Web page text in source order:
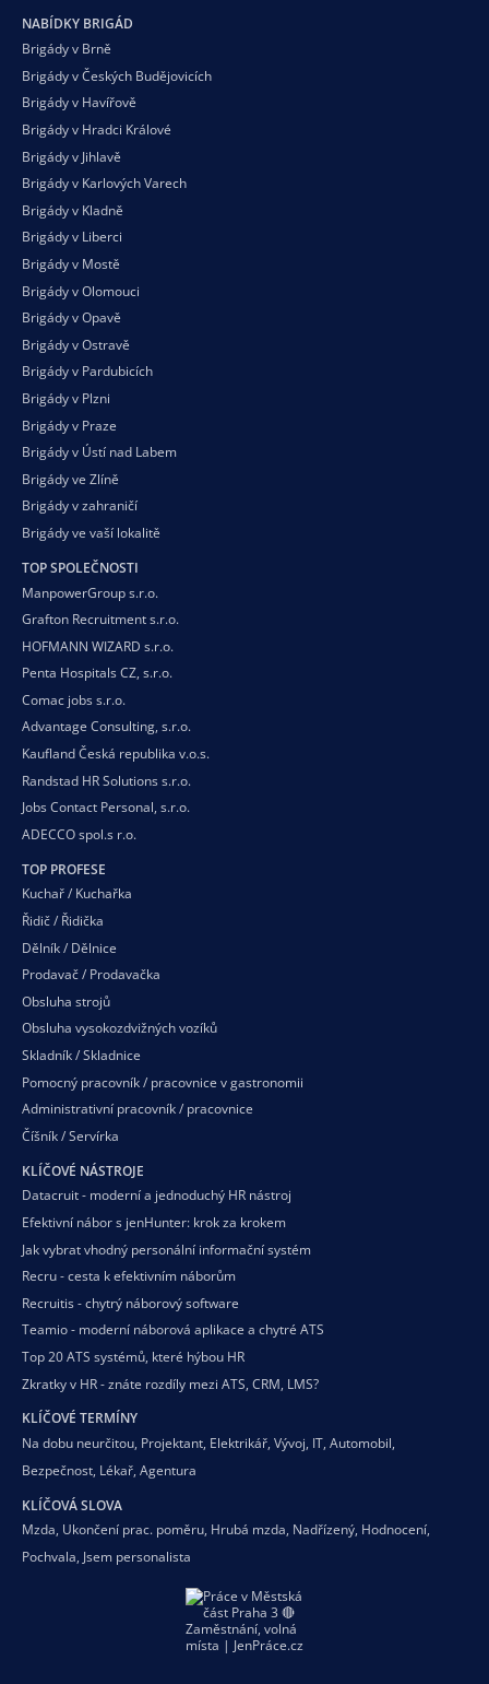
NABÍDKY BRIGÁD
Brigády v Brně
Brigády v Českých Budějovicích
Brigády v Havířově
Brigády v Hradci Králové
Brigády v Jihlavě
Brigády v Karlových Varech
Brigády v Kladně
Brigády v Liberci
Brigády v Mostě
Brigády v Olomouci
Brigády v Opavě
Brigády v Ostravě
Brigády v Pardubicích
Brigády v Plzni
Brigády v Praze
Brigády v Ústí nad Labem
Brigády ve Zlíně
Brigády v zahraničí
Brigády ve vaší lokalitě
TOP SPOLEČNOSTI
ManpowerGroup s.r.o.
Grafton Recruitment s.r.o.
HOFMANN WIZARD s.r.o.
Penta Hospitals CZ, s.r.o.
Comac jobs s.r.o.
Advantage Consulting, s.r.o.
Kaufland Česká republika v.o.s.
Randstad HR Solutions s.r.o.
Jobs Contact Personal, s.r.o.
ADECCO spol.s r.o.
TOP PROFESE
Kuchař / Kuchařka
Řidič / Řidička
Dělník / Dělnice
Prodavač / Prodavačka
Obsluha strojů
Obsluha vysokozdvižných vozíků
Skladník / Skladnice
Pomocný pracovník / pracovnice v gastronomii
Administrativní pracovník / pracovnice
Číšník / Servírka
KLÍČOVÉ NÁSTROJE
Datacruit - moderní a jednoduchý HR nástroj
Efektivní nábor s jenHunter: krok za krokem
Jak vybrat vhodný personální informační systém
Recru - cesta k efektivním náborům
Recruitis - chytrý náborový software
Teamio - moderní náborová aplikace a chytré ATS
Top 20 ATS systémů, které hýbou HR
Zkratky v HR - znáte rozdíly mezi ATS, CRM, LMS?
KLÍČOVÉ TERMÍNY
Na dobu neurčitou, Projektant, Elektrikář, Vývoj, IT, Automobil,
Bezpečnost, Lékař, Agentura
KLÍČOVÁ SLOVA
Mzda, Ukončení prac. poměru, Hrubá mzda, Nadřízený, Hodnocení,
Pochvala, Jsem personalista